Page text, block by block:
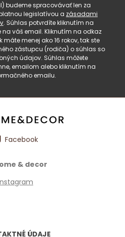
budeme spracovávať len za
legislatívou a zásadami
. Súhlas potvrdíte kliknutím na
na váš email. Kliknutím na odkaz
máte menej ako 16 rokov, tak ste
zástupcu (rodiča) o súhlas so
údajov. Súhlas môžete
emailom alebo kliknutím na
emailu.
Facebook
& decor
ÚDAJE